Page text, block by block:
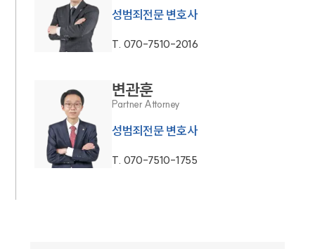
성범죄전문 변호사
T. 070-7510-2016
변관훈
Partner Attorney
성범죄전문 변호사
T. 070-7510-1755